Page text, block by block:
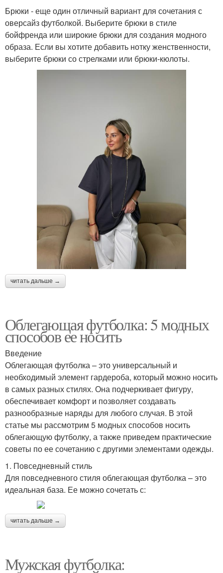
Брюки - еще один отличный вариант для сочетания с
оверсайз футболкой. Выберите брюки в стиле
бойфренда или широкие брюки для создания модного
образа. Если вы хотите добавить нотку женственности,
выберите брюки со стрелками или брюки-кюлоты.
читать дальше →
Облегающая футболка: 5 модных
способов ее носить
Введение
Облегающая футболка – это универсальный и
необходимый элемент гардероба, который можно носить
в самых разных стилях. Она подчеркивает фигуру,
обеспечивает комфорт и позволяет создавать
разнообразные наряды для любого случая. В этой
статье мы рассмотрим 5 модных способов носить
облегающую футболку, а также приведем практические
советы по ее сочетанию с другими элементами одежды.
1. Повседневный стиль
Для повседневного стиля облегающая футболка – это
идеальная база. Ее можно сочетать с:
читать дальше →
Мужская футболка: